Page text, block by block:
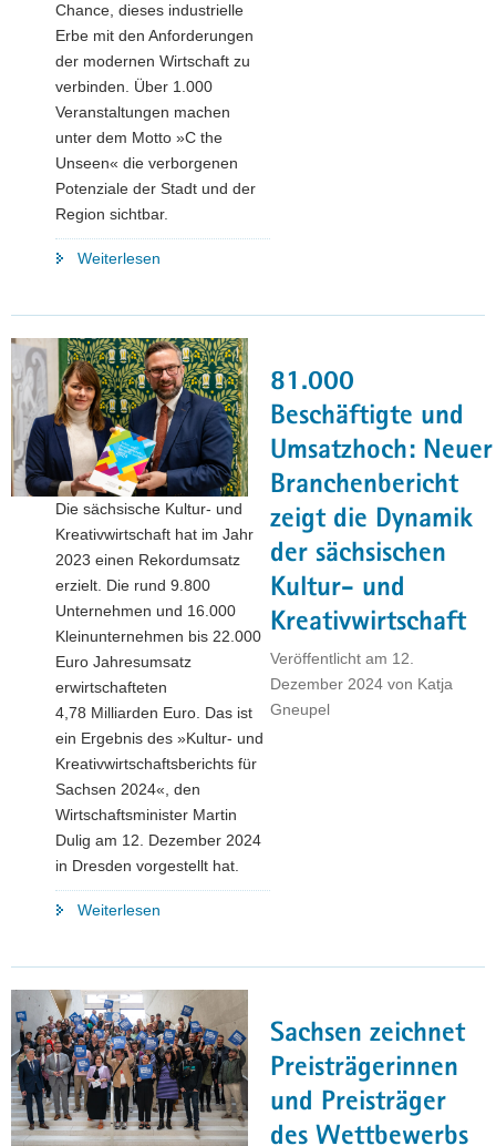
Chance, dieses industrielle
Erbe mit den Anforderungen
der modernen Wirtschaft zu
verbinden. Über 1.000
Veranstaltungen machen
unter dem Motto »C the
Unseen« die verborgenen
Potenziale der Stadt und der
Region sichtbar.
Weiterlesen
Impulsgeberin
für
Sachsens
Wirtschaft"
81.000
Beschäftigte und
Umsatzhoch: Neuer
Branchenbericht
zeigt die Dynamik
der sächsischen
Kultur- und
Kreativwirtschaft
Veröffentlicht am 12.
Dezember 2024 von Katja
Gneupel
Die sächsische Kultur- und
Kreativwirtschaft hat im Jahr
2023 einen Rekordumsatz
erzielt. Die rund 9.800
Unternehmen und 16.000
Kleinunternehmen bis 22.000
Euro Jahresumsatz
erwirtschafteten
4,78 Milliarden Euro. Das ist
ein Ergebnis des »Kultur- und
Kreativwirtschaftsberichts für
Sachsen 2024«, den
Wirtschaftsminister Martin
Dulig am 12. Dezember 2024
in Dresden vorgestellt hat.
Weiterlesen
Branchenbericht
zeigt
die
Dynamik
der
sächsischen
Sachsen zeichnet
Preisträgerinnen
und Preisträger
des Wettbewerbs